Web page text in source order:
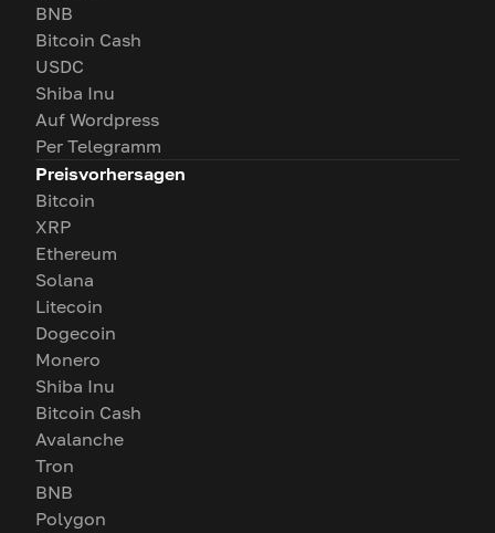
BNB
Bitcoin Cash
USDC
Shiba Inu
Auf Wordpress
Per Telegramm
Preisvorhersagen
Bitcoin
XRP
Ethereum
Solana
Litecoin
Dogecoin
Monero
Shiba Inu
Bitcoin Cash
Avalanche
Tron
BNB
Polygon